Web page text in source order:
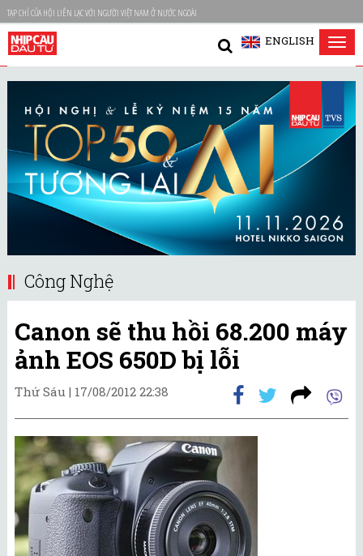
TẠP CHÍ CỦA HỘI LIÊN LẠC VỚI NGƯỜI VIỆT NAM Ở NƯỚC NGOÀI
ENGLISH
Công Nghệ
Canon sẽ thu hồi 68.200 máy
ảnh EOS 650D bị lỗi
Thứ Sáu | 17/08/2012 22:38